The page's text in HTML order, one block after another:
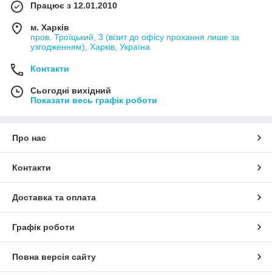
Працює з 12.01.2010
м. Харків
пров. Троїцький, 3 (візит до офісу прохання лише за
узгодженням), Харків, Україна
Контакти
Сьогодні вихідний
Показати весь графік роботи
Про нас
Контакти
Доставка та оплата
Графік роботи
Повна версія сайту